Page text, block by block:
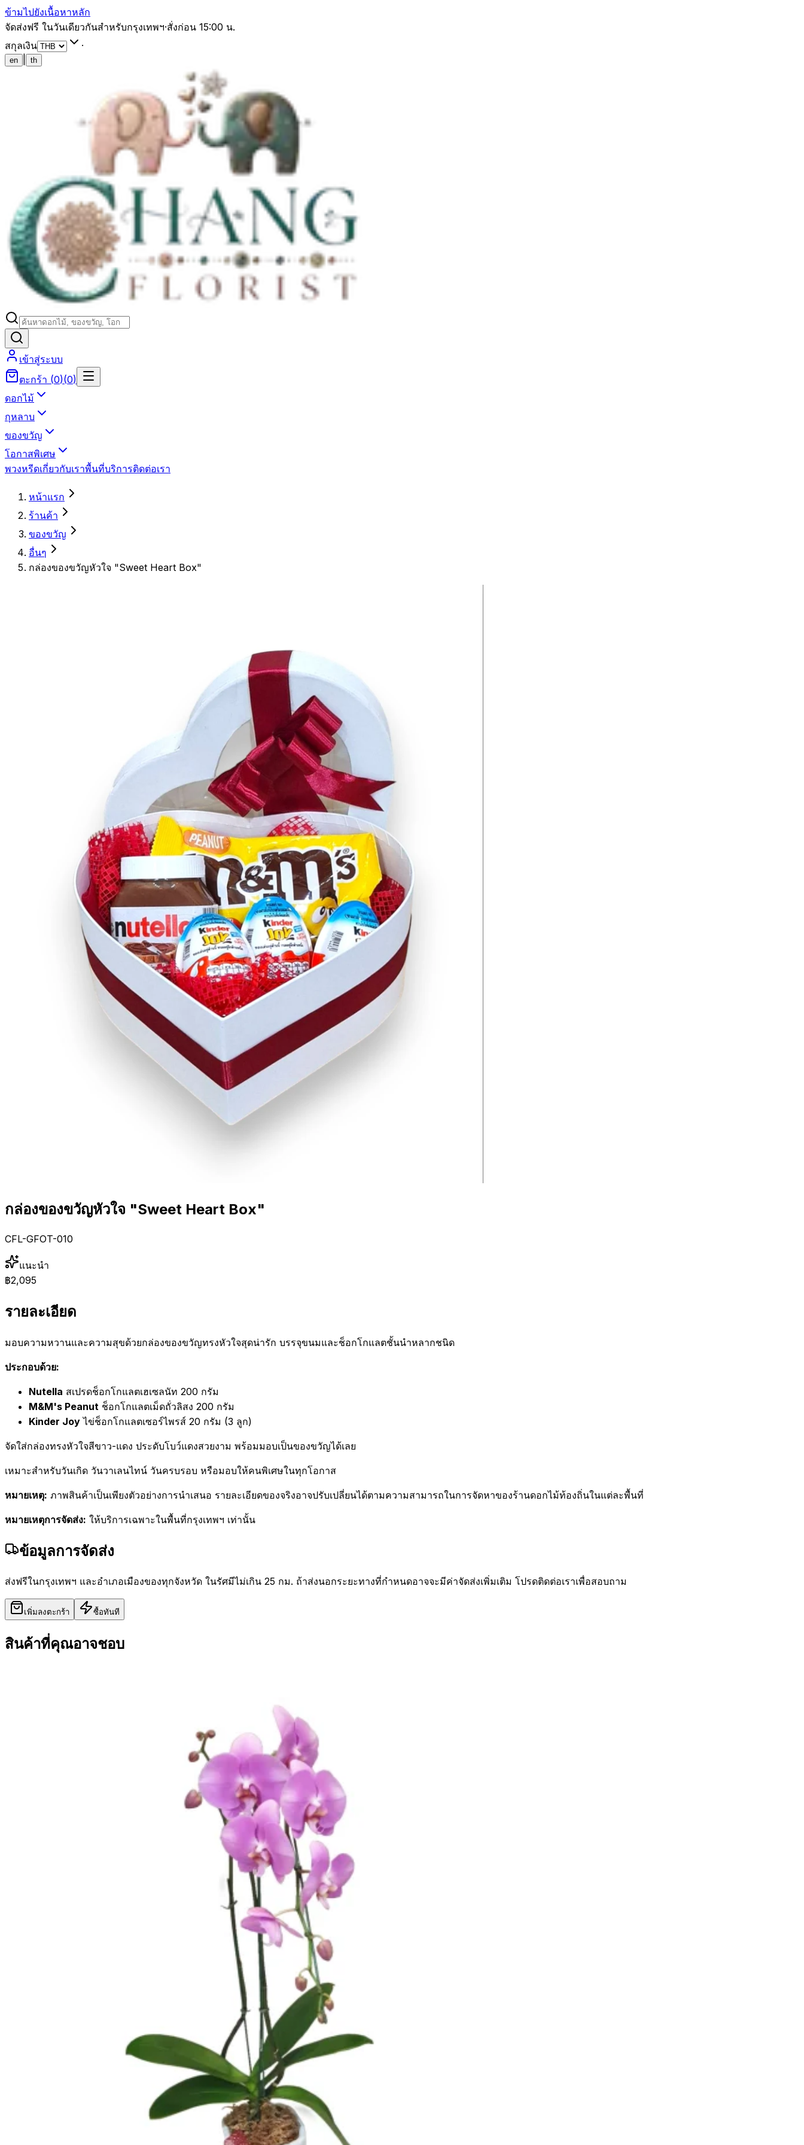
ข้ามไปยังเนื้อหาหลัก
จัดส่งฟรี ในวันเดียวกันสำหรับกรุงเทพฯ·สั่งก่อน 15:00 น.
สกุลเงิน
·
en th
เข้าสู่ระบบ
ตะกร้า (0)(0)
ดอกไม้
กุหลาบ
ของขวัญ
โอกาสพิเศษ
พวงหรีดเกี่ยวกับเราพื้นที่บริการติดต่อเรา
หน้าแรก
ร้านค้า
ของขวัญ
อื่นๆ
กล่องของขวัญหัวใจ "Sweet Heart Box"
กล่องของขวัญหัวใจ "Sweet Heart Box"
CFL-GFOT-010
แนะนำ
฿2,095
รายละเอียด
มอบความหวานและความสุขด้วยกล่องของขวัญทรงหัวใจสุดน่ารัก บรรจุขนมและช็อกโกแลตชั้นนำหลากชนิด
ประกอบด้วย:
Nutella สเปรดช็อกโกแลตเฮเซลนัท 200 กรัม
M&M's Peanut ช็อกโกแลตเม็ดถั่วลิสง 200 กรัม
Kinder Joy ไข่ช็อกโกแลตเซอร์ไพรส์ 20 กรัม (3 ลูก)
จัดใส่กล่องทรงหัวใจสีขาว-แดง ประดับโบว์แดงสวยงาม พร้อมมอบเป็นของขวัญได้เลย
เหมาะสำหรับวันเกิด วันวาเลนไทน์ วันครบรอบ หรือมอบให้คนพิเศษในทุกโอกาส
หมายเหตุ: ภาพสินค้าเป็นเพียงตัวอย่างการนำเสนอ รายละเอียดของจริงอาจปรับเปลี่ยนได้ตามความสามารถในการจัดหาของร้านดอกไม้ท้องถิ่นในแต่ละพื้นที่
หมายเหตุการจัดส่ง: ให้บริการเฉพาะในพื้นที่กรุงเทพฯ เท่านั้น
ข้อมูลการจัดส่ง
ส่งฟรีในกรุงเทพฯ และอำเภอเมืองของทุกจังหวัด ในรัศมีไม่เกิน 25 กม. ถ้าส่งนอกระยะทางที่กำหนดอาจจะมีค่าจัดส่งเพิ่มเติม โปรดติดต่อเราเพื่อสอบถาม
เพิ่มลงตะกร้า ซื้อทันที
สินค้าที่คุณอาจชอบ